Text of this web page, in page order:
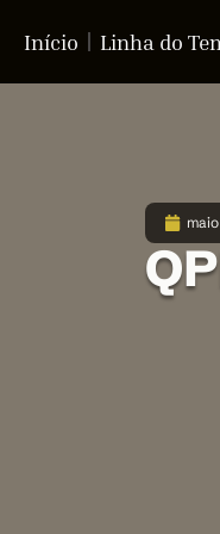
Início Linha do